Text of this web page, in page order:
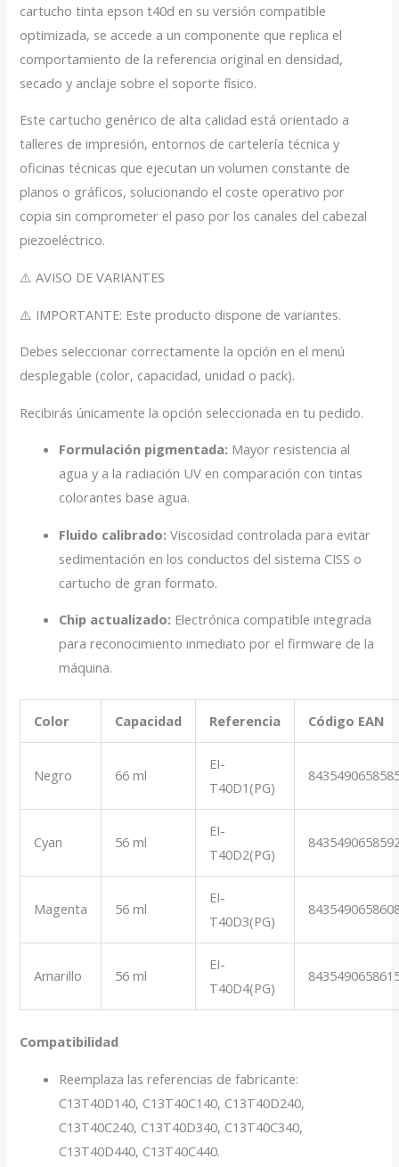
cartucho tinta epson t40d en su versión compatible
optimizada, se accede a un componente que replica el
comportamiento de la referencia original en densidad,
secado y anclaje sobre el soporte físico.
Este cartucho genérico de alta calidad está orientado a
talleres de impresión, entornos de cartelería técnica y
oficinas técnicas que ejecutan un volumen constante de
planos o gráficos, solucionando el coste operativo por
copia sin comprometer el paso por los canales del cabezal
piezoeléctrico.
⚠️ AVISO DE VARIANTES
⚠️ IMPORTANTE: Este producto dispone de variantes.
Debes seleccionar correctamente la opción en el menú
desplegable (color, capacidad, unidad o pack).
Recibirás únicamente la opción seleccionada en tu pedido.
Formulación pigmentada: Mayor resistencia al
agua y a la radiación UV en comparación con tintas
colorantes base agua.
Fluido calibrado: Viscosidad controlada para evitar
sedimentación en los conductos del sistema CISS o
cartucho de gran formato.
Chip actualizado: Electrónica compatible integrada
para reconocimiento inmediato por el firmware de la
máquina.
Color Capacidad Referencia Código EAN
Negro 66 ml
EI-
T40D1(PG)
Cyan 56 ml
EI-
T40D2(PG)
Magenta 56 ml
EI-
T40D3(PG)
Amarillo 56 ml
EI-
T40D4(PG)
Compatibilidad
Reemplaza las referencias de fabricante:
C13T40D140, C13T40C140, C13T40D240,
C13T40C240, C13T40D340, C13T40C340,
C13T40D440, C13T40C440.